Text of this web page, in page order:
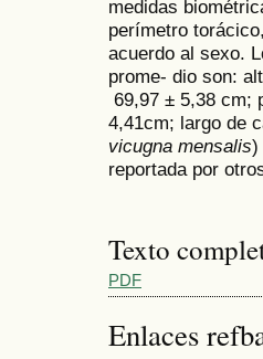
medidas
perímetro
acuerdo al sexo.
prome- dio son:
69,97 ± 5,38 cm;
4,41cm; largo de
vicugna mensalis)
reportada por
Texto
PDF
Enlaces